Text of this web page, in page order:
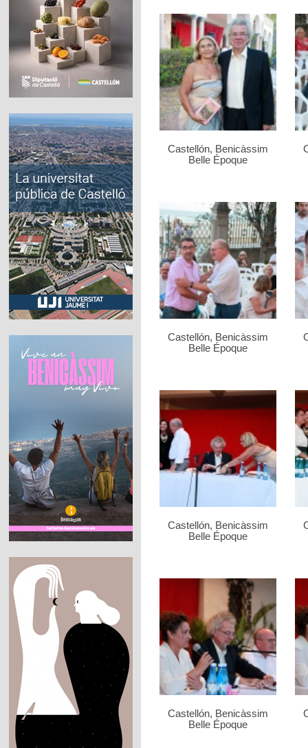
Castellón, Benicàssim
Belle Époque
Castellón, Benicàssim
Belle Époque
Castellón, Benicàssim
Belle Époque
Castellón, Benicàssim
Belle Époque